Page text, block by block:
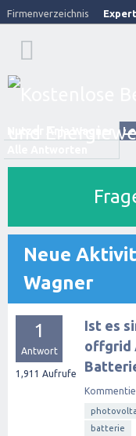
Firmenverzeichnis
Neue
Wagner
1
Antwort
1,911 Aufrufe
Ist es
offgrid
batterie